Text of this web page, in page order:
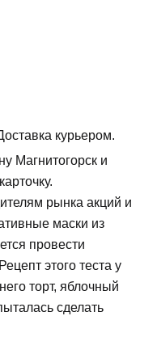
курьером.
Магнитогорск и
рынка акций и
маски из
провести
этого теста у
торт, яблочный
сделать